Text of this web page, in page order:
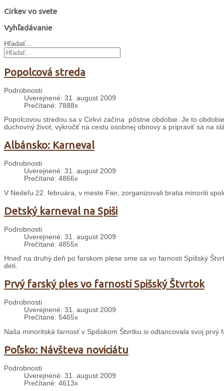
Cirkev vo svete
Vyhľadávanie
Hľadať...
Popolcová streda
Podrobnosti
Uverejnené: 31. august 2009
Prečítané: 7888x
Popolcovou stredou sa v Cirkvi začína pôstne obdobie. Je to
duchovný život, vykročiť na cestu osobnej obnovy a pripraviť sa na
Albánsko: Karneval
Podrobnosti
Uverejnené: 31. august 2009
Prečítané: 4866x
V Nedeľu 22. februára, v meste Fier, zorganizovali bratia minoriti
Detský karneval na Spiši
Podrobnosti
Uverejnené: 31. august 2009
Prečítané: 4855x
Hneď na druhý deň po farskom plese sme sa vo farnosti Spišský
deti.
Prvý farský ples vo farnosti Spišský Štvrtok
Podrobnosti
Uverejnené: 31. august 2009
Prečítané: 5465x
Naša minoritská farnosť v Spišskom Štvrtku si odtancovala svoj
Poľsko: Návšteva noviciátu
Podrobnosti
Uverejnené: 31. august 2009
Prečítané: 4613x